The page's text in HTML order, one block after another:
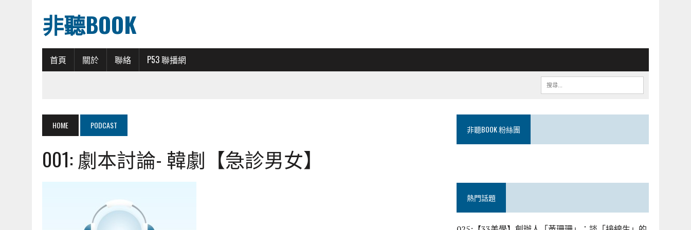
非聽BOOK
首頁 關於 聯絡 P53 聯播網
HOME PODCAST
001: 劇本討論- 韓劇【急診男女】
非聽BOOK 粉絲團
熱門話題